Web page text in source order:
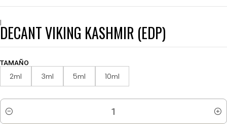
|
DECANT VIKING KASHMIR (EDP)
TAMAÑO
2ml 3ml 5ml 10ml
Cantidad